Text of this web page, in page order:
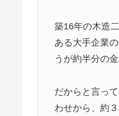
築16年の木造
ある大手企業
うが約半分の
だからと言っ
わせから、約